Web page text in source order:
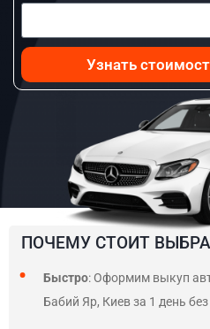
Узнать
ПОЧЕМУ СТОИТ
Быстро: Оформим выкуп
Бабий Яр, Киев за 1 день